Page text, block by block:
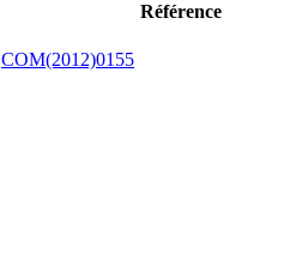
Référence
COM(2012)0155